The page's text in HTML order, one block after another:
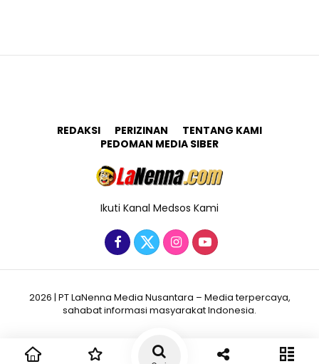
REDAKSI PERIZINAN
TENTANG KAMI
PEDOMAN MEDIA SIBER
Ikuti Kanal Medsos Kami
2026 | PT LaNenna Media Nusantara – Media terpercaya,
sahabat informasi masyarakat Indonesia.